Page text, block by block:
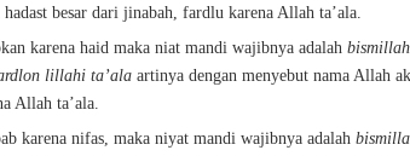
besar dari jinabah, fardlu karena Allah ta’ala.
karena haid maka niat mandi wajibnya adalah
lillahi ta’ala artinya dengan menyebut nama Allah
Allah ta’ala.
karena nifas, maka niyat mandi wajibnya adalah